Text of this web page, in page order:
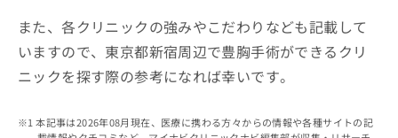
また、各クリニックの強みやこだわりなども記載して
いますので、東京都新宿周辺で豊胸手術ができるクリ
ニックを探す際の参考になれば幸いです。
本記事は2026年08月現在、医療に携わる方々からの情報や各種サイトの記
こち
らは
マイ
ナビ
クナ
こ
ち
ら
の
広
告
出
お